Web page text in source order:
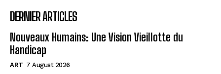
DERNIER ARTICLES
Nouveaux Humains: Une Vision Vieillotte du
Handicap
ART 7 August 2026